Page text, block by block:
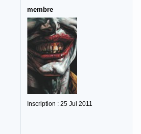
membre
Inscription : 25 Jul 2011